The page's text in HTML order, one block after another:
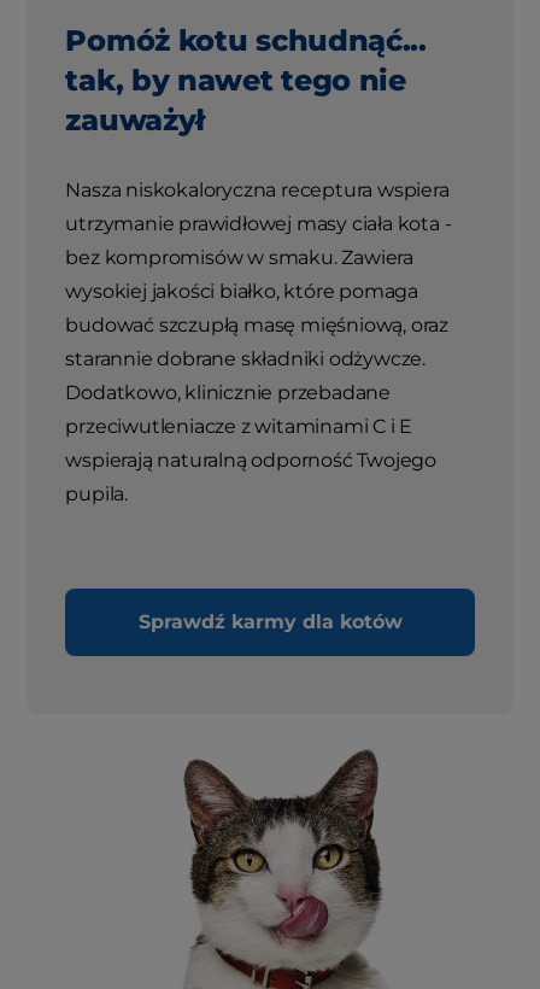
Pomóż kotu schudnąć...
tak, by nawet tego nie
zauważył
Nasza niskokaloryczna receptura wspiera
utrzymanie prawidłowej masy ciała kota -
bez kompromisów w smaku. Zawiera
wysokiej jakości białko, które pomaga
budować szczupłą masę mięśniową, oraz
starannie dobrane składniki odżywcze.
Dodatkowo, klinicznie przebadane
przeciwutleniacze z witaminami C i E
wspierają naturalną odporność Twojego
pupila.
Sprawdź karmy dla kotów